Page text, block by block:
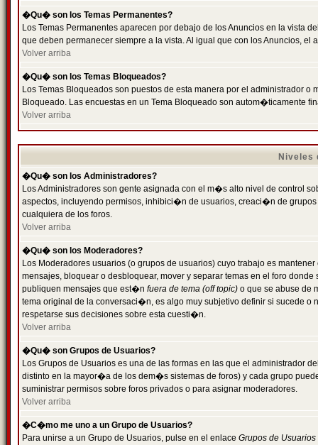
�Qu� son los Temas Permanentes?
Los Temas Permanentes aparecen por debajo de los Anuncios en la
que deben permanecer siempre a la vista. Al igual que con los Anuncios,
Volver arriba
�Qu� son los Temas Bloqueados?
Los Temas Bloqueados son puestos de esta manera por el administrador
Bloqueado. Las encuestas en un Tema Bloqueado son autom�ticamente
Volver arriba
Niveles
�Qu� son los Administradores?
Los Administradores son gente asignada con el m�s alto nivel de control
aspectos, incluyendo permisos, inhibici�n de usuarios, creaci�n de
cualquiera de los foros.
Volver arriba
�Qu� son los Moderadores?
Los Moderadores usuarios (o grupos de usuarios) cuyo trabajo es
mensajes, bloquear o desbloquear, mover y separar temas en el foro
publiquen mensajes que est�n fuera de tema (off topic) o que se abuse de
tema original de la conversaci�n, es algo muy subjetivo definir si sucede
respetarse sus decisiones sobre esta cuesti�n.
Volver arriba
�Qu� son Grupos de Usuarios?
Los Grupos de Usuarios es una de las formas en las que el administrador
distinto en la mayor�a de los dem�s sistemas de foros) y cada grupo
suministrar permisos sobre foros privados o para asignar moderadores.
Volver arriba
�C�mo me uno a un Grupo de Usuarios?
Para unirse a un Grupo de Usuarios, pulse en el enlace Grupos de Usuarios